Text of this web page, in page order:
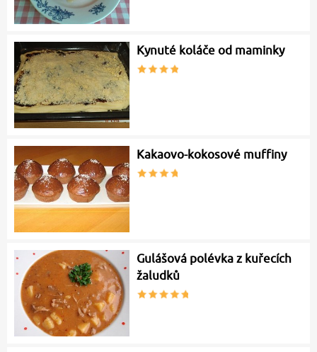
Kynuté koláče od maminky
Kakaovo-kokosové muffiny
Gulášová polévka z kuřecích
žaludků